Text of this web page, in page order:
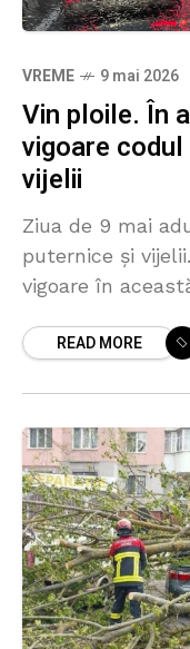
VREME 9 mai 2026
Vin ploile. În
vigoare
vijelii
Ziua de 9 mai
puternice și
vigoare în
READ MORE